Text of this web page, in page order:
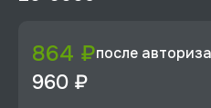
864 ₽после
960 ₽